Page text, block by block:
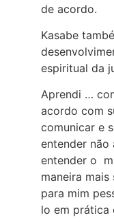
de acordo.
Kasabe
espiritual da
Aprendi …
acordo com
comunicar e
entender não
entender o
maneira mais
para mim
lo em prática